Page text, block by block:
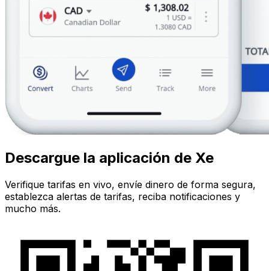
Descargue la aplicación de Xe
Verifique tarifas en vivo, envíe dinero de forma segura,
establezca alertas de tarifas, reciba notificaciones y
mucho más.